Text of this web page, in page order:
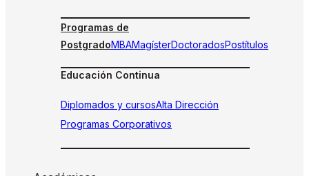
Programas de
PostgradoMBAMagísterDoctoradosPostítulos
Educación Continua
Diplomados y cursosAlta Dirección
Programas Corporativos